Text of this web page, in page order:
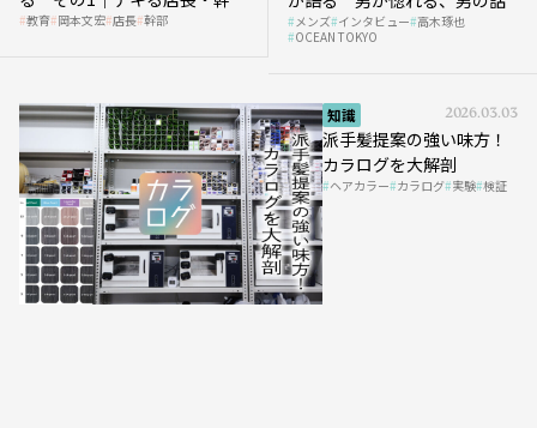
の「任せ方」
教育 岡本文宏 店長 幹部 メンズ インタビュー 高木琢也
OCEAN TOKYO
知識 2026.03.03
派手髪提案の強い味方！
カラログを大解剖
ヘアカラー カラログ 実験 検証